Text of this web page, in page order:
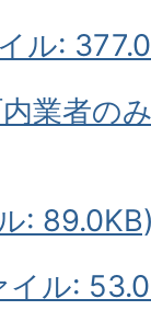
ル:
業者の
:
イル: